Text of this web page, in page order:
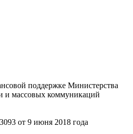
поддержке Министерства
и массовых коммуникаций
от 9 июня 2018 года